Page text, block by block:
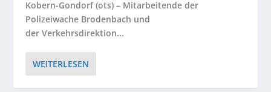
Kobern-Gondorf (ots) – Mitarbeitende der
Polizeiwache Brodenbach und
der Verkehrsdirektion...
WEITERLESEN